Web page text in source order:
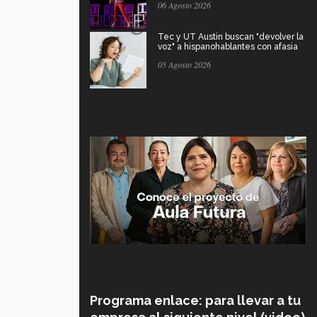
06 Agosto 2026
Tec y UT Austin buscan "devolver la
voz" a hispanohablantes con afasia
05 Agosto 2026
Programa enlace: para llevar a tu